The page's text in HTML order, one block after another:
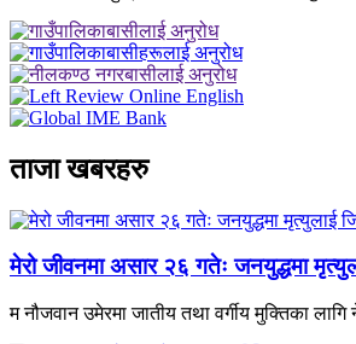
ताजा खबरहरु
मेरो जीवनमा असार २६ गतेः जनयुद्धमा
म नौजवान उमेरमा जातीय तथा वर्गीय मुक्तिका